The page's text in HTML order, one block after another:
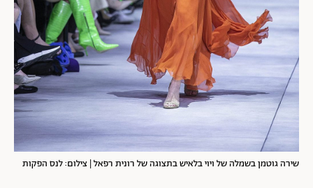
שירה גוטמן בשמלה של ויוי בלאיש בתצוגה של רונית רפאל | צילום: לנס הפקות